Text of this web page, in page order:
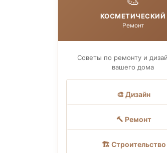
КОСМЕТИЧЕСКИЙ
Ремонт
Советы по ремонту и
вашего дома
🎨 Дизайн
🔨 Ремонт
🏗 Строительство